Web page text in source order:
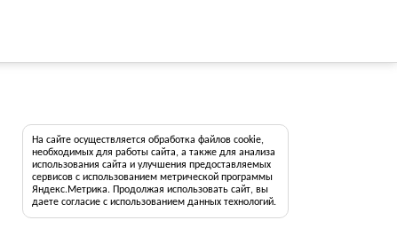
На сайте осуществляется обработка файлов cookie,
необходимых для работы сайта, а также для анализа
использования сайта и улучшения предоставляемых
сервисов с использованием метрической программы
Яндекс.Метрика. Продолжая использовать сайт, вы
даете согласие с использованием данных технологий.